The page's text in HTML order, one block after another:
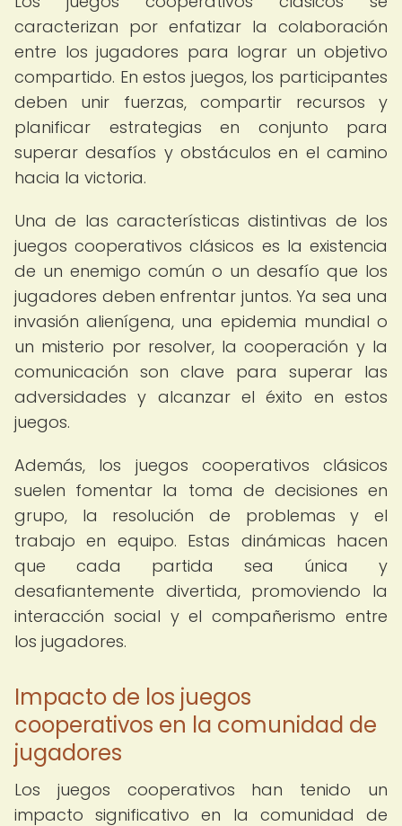
caracterizan por enfatizar la colaboración
entre los jugadores para lograr un objetivo
compartido. En estos juegos, los participantes
deben unir fuerzas, compartir recursos y
planificar estrategias en conjunto para
superar desafíos y obstáculos en el camino
hacia la victoria.
Una de las características distintivas de los
juegos cooperativos clásicos es la existencia
de un enemigo común o un desafío que los
jugadores deben enfrentar juntos. Ya sea una
invasión alienígena, una epidemia mundial o
un misterio por resolver, la cooperación y la
comunicación son clave para superar las
adversidades y alcanzar el éxito en estos
juegos.
Además, los juegos cooperativos clásicos
suelen fomentar la toma de decisiones en
grupo, la resolución de problemas y el
trabajo en equipo. Estas dinámicas hacen
que cada partida sea única y
desafiantemente divertida, promoviendo la
interacción social y el compañerismo entre
los jugadores.
Impacto de los juegos
cooperativos en la comunidad de
jugadores
Los juegos cooperativos han tenido un
impacto significativo en la comunidad de